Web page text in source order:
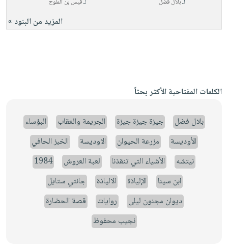
المزيد من البنود »
الكلمات المفتاحية الأكثر بحثاً
بلال فضل جيزة جيزة جيزة الجريمة والعقاب
البؤساء
الأوديسة
مزرعة الحيوان الاوديسة
الخبز الحافي
نيتشه
الأشياء التي تنقذنا لعبة العروش
1984
ابن سينا
الإلياذة الالياذة
جانتي ستايل
ديوان مجنون ليلى
روايات
قصة الحضارة
نجيب محفوظ